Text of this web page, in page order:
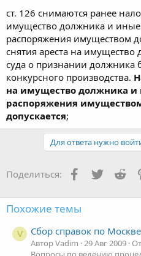
помещением(беспрепятсвенный
возможность вертушки крутить).
Вопрос, как его послать
ст. 126 снимаются ранее
имущество должника и
распоряжения имуществом
снятия ареста на
суда о признании должника
конкурсного производства.
на имущество должника
распоряжения
допускается;
Для ответа нужно
Поделиться: Facebook
Twitter
Похожие темы
V Сбор справок по
Автор Vadim 29 Авг 2009